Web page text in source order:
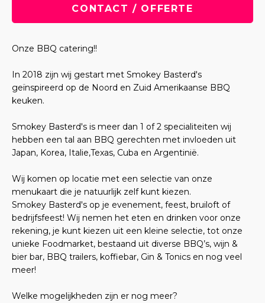
CONTACT / OFFERTE
Onze BBQ catering!!
In 2018 zijn wij gestart met Smokey Basterd's
geïnspireerd op de Noord en Zuid Amerikaanse BBQ
keuken.
Smokey Basterd's is meer dan 1 of 2 specialiteiten wij
hebben een tal aan BBQ gerechten met invloeden uit
Japan, Korea, Italie,Texas, Cuba en Argentinië.
Wij komen op locatie met een selectie van onze
menukaart die je natuurlijk zelf kunt kiezen.
Smokey Basterd's op je evenement, feest, bruiloft of
bedrijfsfeest! Wij nemen het eten en drinken voor onze
rekening, je kunt kiezen uit een kleine selectie, tot onze
unieke Foodmarket, bestaand uit diverse BBQ’s, wijn &
bier bar, BBQ trailers, koffiebar, Gin & Tonics en nog veel
meer!
Welke mogelijkheden zijn er nog meer?